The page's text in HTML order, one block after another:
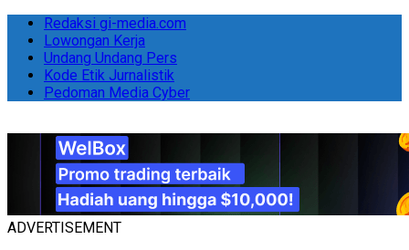
Redaksi gi-media.com
Lowongan Kerja
Undang Undang Pers
Kode Etik Jurnalistik
Pedoman Media Cyber
ADVERTISEMENT